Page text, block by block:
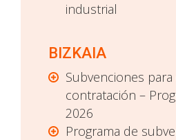
industrial
BIZKAIA
Subvenciones
contratación –
2026
Programa de